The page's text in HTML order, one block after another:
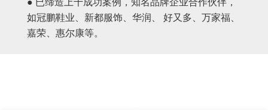
如冠鹏鞋业、新都服饰、华润、 好又多、万家福、
嘉荣、惠尔康等。